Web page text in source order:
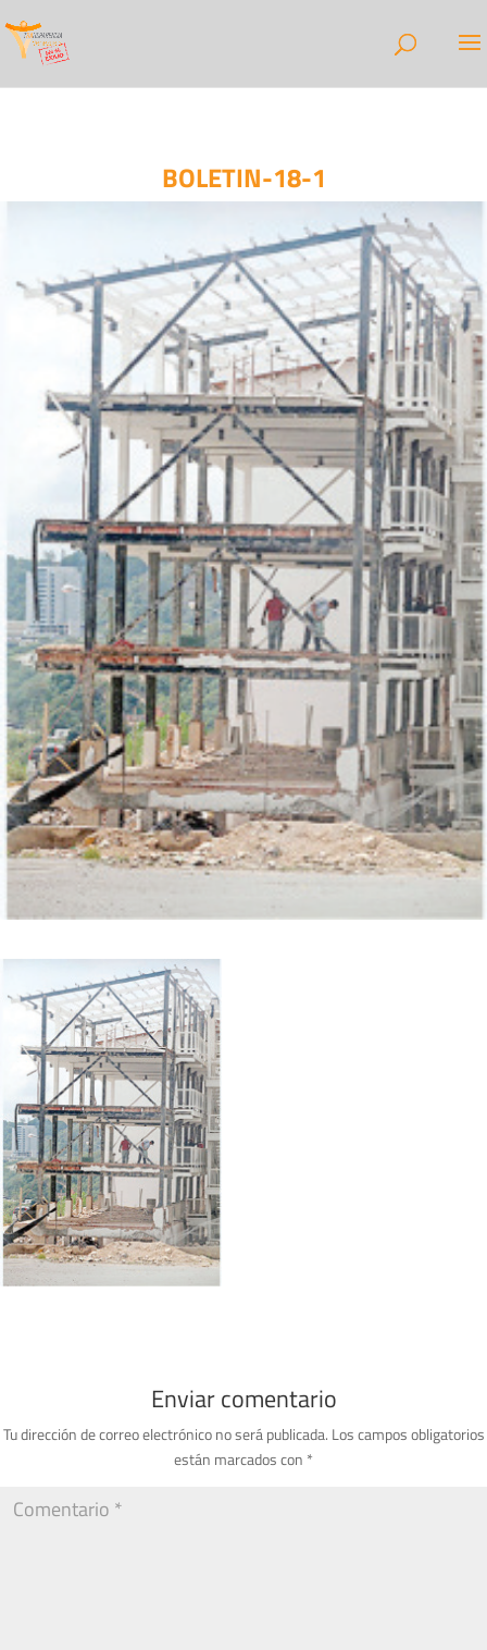
BOLETIN-18-1
Enviar comentario
Tu dirección de correo electrónico no será publicada. Los campos obligatorios
están marcados con *